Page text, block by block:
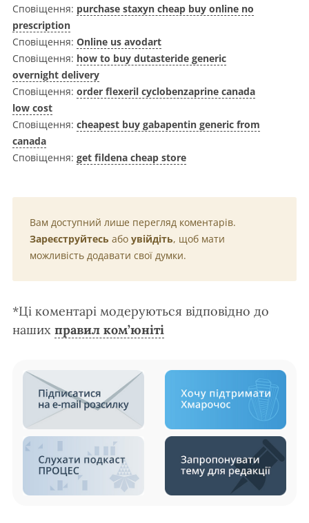
Сповіщення: purchase staxyn cheap buy online no
prescription
Сповіщення: Online us avodart
Сповіщення: how to buy dutasteride generic
overnight delivery
Сповіщення: order flexeril cyclobenzaprine canada
low cost
Сповіщення: cheapest buy gabapentin generic from
canada
Сповіщення: get fildena cheap store
Вам доступний лише перегляд коментарів.
Зареєструйтесь або увійдіть, щоб мати
можливість додавати свої думки.
*Ці коментарі модеруються відповідно до
наших правил ком’юніті